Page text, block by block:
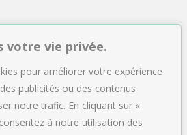
votre vie privée.
pour améliorer votre expérience
publicités ou des contenus
notre trafic. En cliquant sur «
à notre utilisation des
NDAVOCATS Associés
Tél : 01.47.04.09.43
Email :accueil@ndavocats.fr